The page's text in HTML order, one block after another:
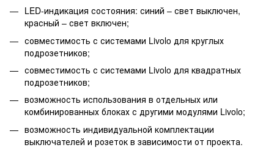
LED-индикация состояния: синий – свет выключен,
красный – свет включен;
совместимость с системами Livolo для круглых
подрозетников;
совместимость с системами Livolo для квадратных
подрозетников;
возможность использования в отдельных или
комбинированных блоках с другими модулями Livolo;
возможность индивидуальной комплектации
выключателей и розеток в зависимости от проекта.